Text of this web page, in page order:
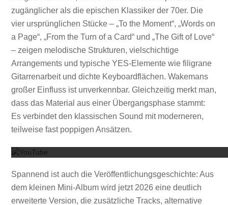
zugänglicher als die epischen Klassiker der 70er. Die
vier ursprünglichen Stücke – „To the Moment“, „Words on
a Page“, „From the Turn of a Card“ und „The Gift of Love“
– zeigen melodische Strukturen, vielschichtige
Arrangements und typische YES-Elemente wie filigrane
Gitarrenarbeit und dichte Keyboardflächen. Wakemans
großer Einfluss ist unverkennbar. Gleichzeitig merkt man,
dass das Material aus einer Übergangsphase stammt:
Es verbindet den klassischen Sound mit moderneren,
teilweise fast poppigen Ansätzen.
Mit
Spannend ist auch die Veröffentlichungsgeschichte: Aus
dem kleinen Mini-Album wird jetzt 2026 eine deutlich
erweiterte Version, die zusätzliche Tracks, alternative